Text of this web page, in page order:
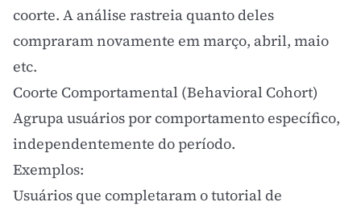
coorte. A análise rastreia quanto deles
compraram novamente em março, abril, maio
etc.
Coorte Comportamental (Behavioral Cohort)
Agrupa usuários por comportamento específico,
independentemente do período.
Exemplos:
Usuários que completaram o tutorial de